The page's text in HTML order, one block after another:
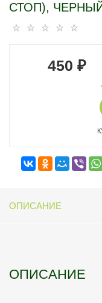
СТОП),
450 ₽
ОПИСАНИЕ
ОПИСАНИЕ